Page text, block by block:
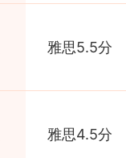
雅思5.5分
雅思4.5分